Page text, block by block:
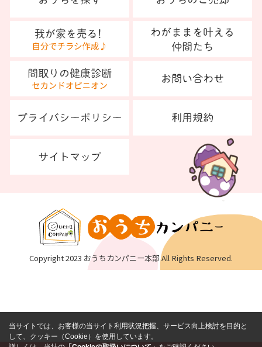
Copyright 2023 おうちカンパニー本部 All Rights Reserved.
当サイトでは、お客様の当サイト利用状況把握、サービス向上検討を目的と
して、クッキー（Cookie）を使用しています。